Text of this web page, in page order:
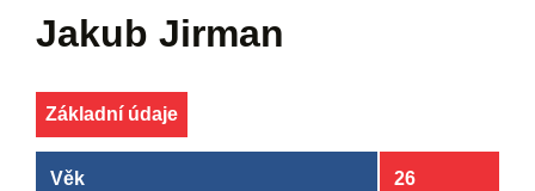
Jakub Jirman
Základní údaje
Věk 26